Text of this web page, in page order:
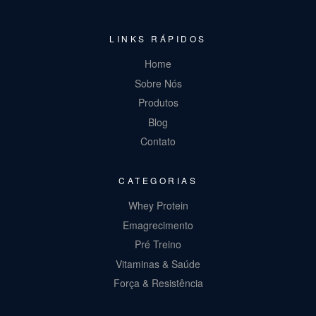
LINKS RÁPIDOS
Home
Sobre Nós
Produtos
Blog
Contato
CATEGORIAS
Whey Protein
Emagrecimento
Pré Treino
Vitaminas & Saúde
Força & Resistência